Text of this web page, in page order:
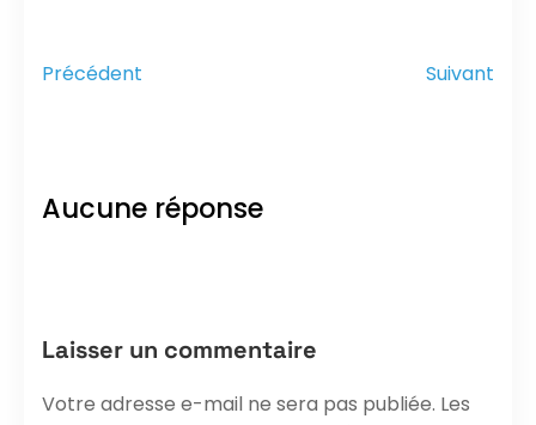
Précédent Suivant
Aucune réponse
Laisser un commentaire
Votre adresse e-mail ne sera pas publiée. Les